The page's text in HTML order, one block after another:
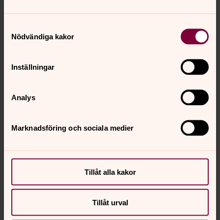
Nödvändiga kakor
Inställningar
Analys
Marknadsföring och sociala medier
Tillåt alla kakor
Tillåt urval
Tillträde
Antal lediga befattningar
Yrkeskategori
Örnsköldsviks södra pastorat
Referensnummer
2026/545
Örnsköldsvik